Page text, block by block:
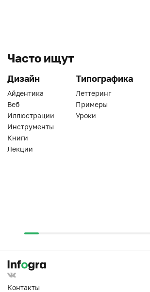
Часто ищут
Дизайн
Айдентика
Веб
Иллюстрации
Инструменты
Книги
Лекции
Типографика
Леттеринг
Примеры
Уроки
Контакты